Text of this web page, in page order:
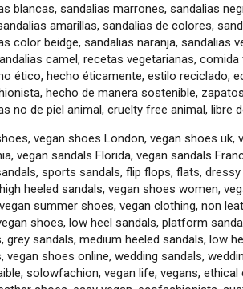
blancas, sandalias marrones, sandalias
amarillas, sandalias de colores,
color beidge, sandalias naranja, sandalias
camel, recetas vegetarianas,
ético, hecho éticamente, estilo reciclado,
hecho de manera sostenible,
no de piel animal, cruelty free animal, libre
vegan shoes London, vegan shoes uk,
vegan sandals Florida, vegan sandals
sports sandals, flip flops, flats,
heeled sandals, vegan shoes women,
summer shoes, vegan clothing, non
shoes, low heel sandals, platform
grey sandals, medium heeled sandals, low
vegan shoes online, wedding sandals,
solowfachion, vegan life, vegans,